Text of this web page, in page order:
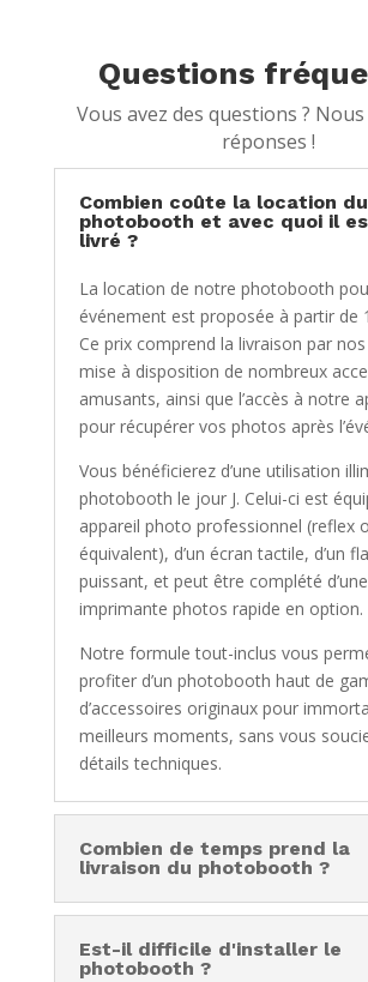
Questions
Vous avez des questions ?
réponses !
Combien coûte la location du
photobooth et avec quoi il
livré ?
La location de notre photobooth
événement est proposée à partir de
Ce prix comprend la livraison par
mise à disposition de nombreux
amusants, ainsi que l’accès à notre
pour récupérer vos photos après
Vous bénéficierez d’une utilisation
photobooth le jour J. Celui-ci est
appareil photo professionnel (reflex
équivalent), d’un écran tactile, d’un
puissant, et peut être complété d’une
imprimante photos rapide en option.
Notre formule tout-inclus vous
profiter d’un photobooth haut de
d’accessoires originaux pour
meilleurs moments, sans vous
détails techniques.
Combien de temps prend la
livraison du photobooth ?
Est-il difficile d'installer le
photobooth ?